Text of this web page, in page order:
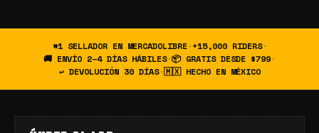
#1 SELLADOR EN MERCADOLIBRE·+15,000 RIDERS·
🚚 ENVÍO 2–4 DÍAS HÁBILES·📦 GRATIS DESDE $799·
↩ DEVOLUCIÓN 30 DÍAS·🇲🇽 HECHO EN MÉXICO